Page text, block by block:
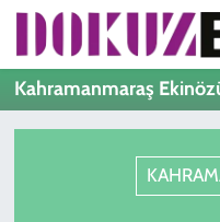
Kahramanmaraş
Hava Durumu
Süper Lig Puan